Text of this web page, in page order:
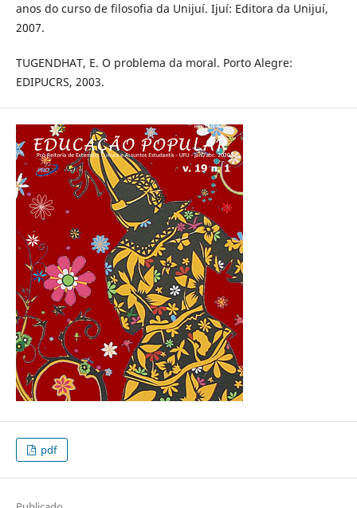
anos do curso de filosofia da Unijuí. Ijuí: Editora da Unijuí,
2007.
TUGENDHAT, E. O problema da moral. Porto Alegre:
EDIPUCRS, 2003.
pdf